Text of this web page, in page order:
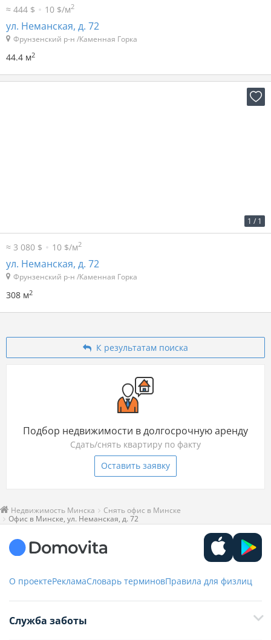
≈ 444 $ 10 $/м2
ул. Неманская, д. 72
Фрунзенский р-н /Каменная Горка
44.4 м2
1 / 1
≈ 3 080 $ 10 $/м2
ул. Неманская, д. 72
Фрунзенский р-н /Каменная Горка
308 м2
К результатам поиска
Подбор недвижимости в долгосрочную аренду
Сдать/снять квартиру по факту
Оставить заявку
Недвижимость Минска
Снять офис в Минске
Офис в Минске, ул. Неманская, д. 72
О проектеРекламаСловарь терминовПравила для физлиц
Служба заботы